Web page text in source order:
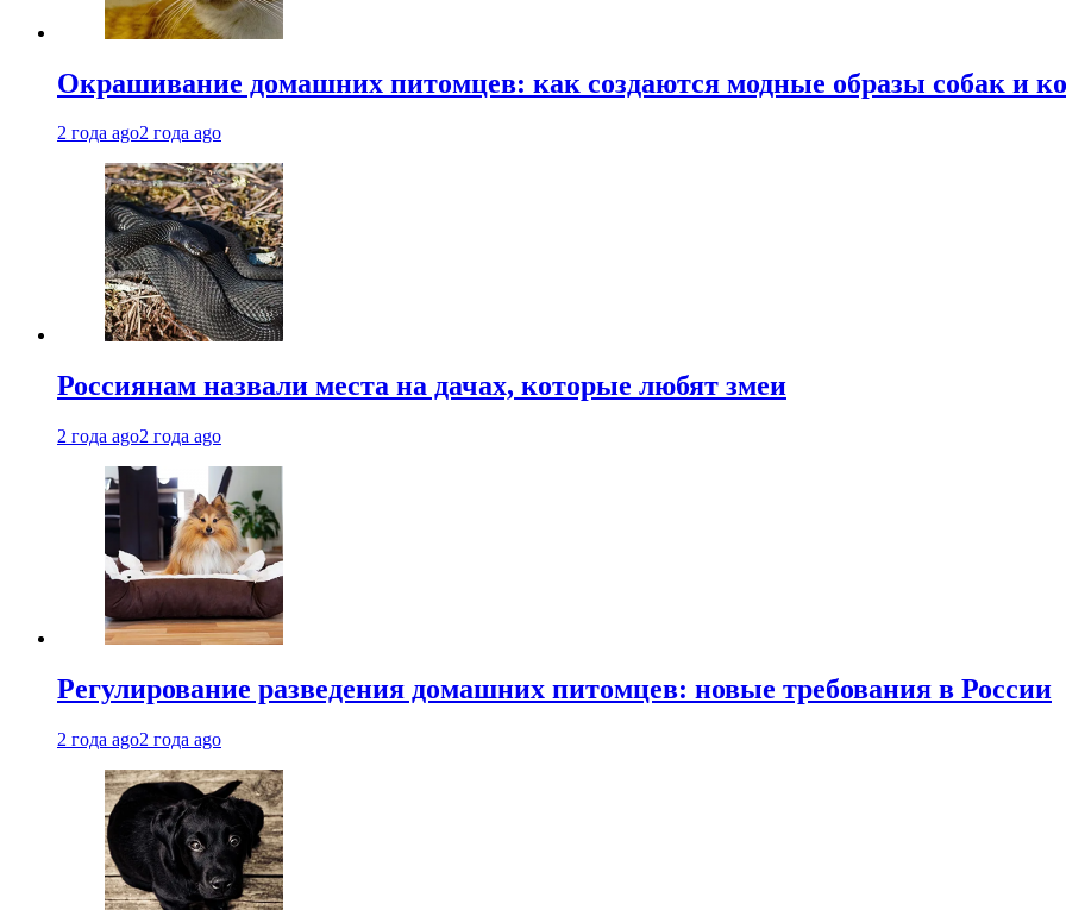
Окрашивание домашних питомцев: как создаются модные образы собак и
2 года ago2 года ago
Россиянам назвали места на дачах, которые любят змеи
2 года ago2 года ago
Регулирование разведения домашних питомцев: новые требования в России
2 года ago2 года ago